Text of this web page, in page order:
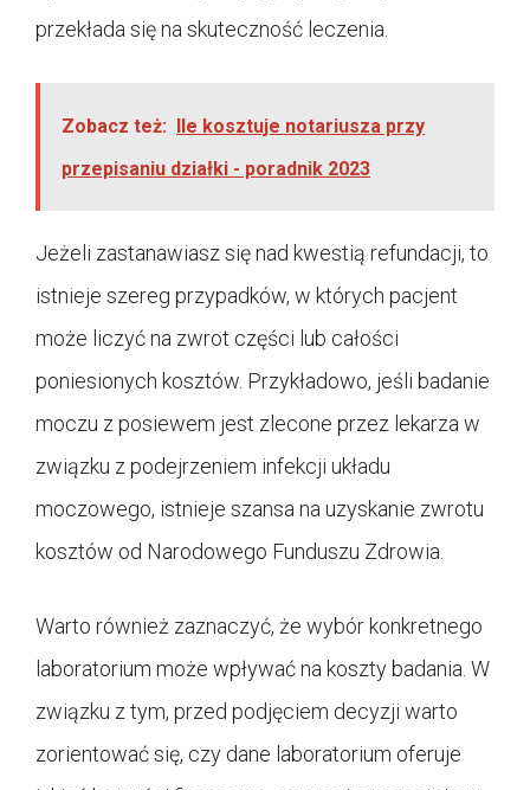
przekłada się na skuteczność leczenia.
Zobacz też: Ile kosztuje notariusza przy
przepisaniu działki - poradnik 2023
Jeżeli zastanawiasz się nad kwestią refundacji, to
istnieje szereg przypadków, w których pacjent
może liczyć na zwrot części lub całości
poniesionych kosztów. Przykładowo, jeśli badanie
moczu z posiewem jest zlecone przez lekarza w
związku z podejrzeniem infekcji układu
moczowego, istnieje szansa na uzyskanie zwrotu
kosztów od Narodowego Funduszu Zdrowia.
Warto również zaznaczyć, że wybór konkretnego
laboratorium może wpływać na koszty badania. W
związku z tym, przed podjęciem decyzji warto
zorientować się, czy dane laboratorium oferuje